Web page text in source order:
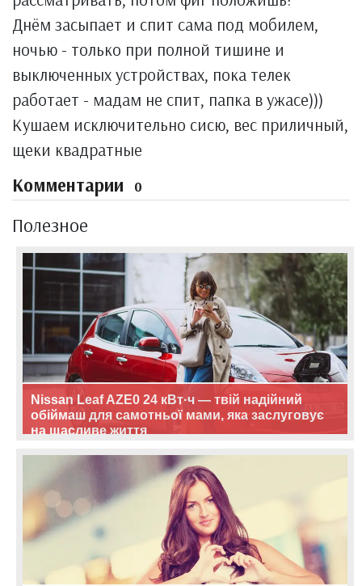
Днём засыпает и спит сама под мобилем,
ночью - только при полной тишине и
выключенных устройствах, пока телек
работает - мадам не спит, папка в ужасе)))
Кушаем исключительно сисю, вес приличный,
щеки квадратные
Комментарии 0
Полезное
Nissan Leaf AZE0 24 кВт·ч — твій надійний
обіймаш для самотньої мами, яка заслуговує
на щасливе життя